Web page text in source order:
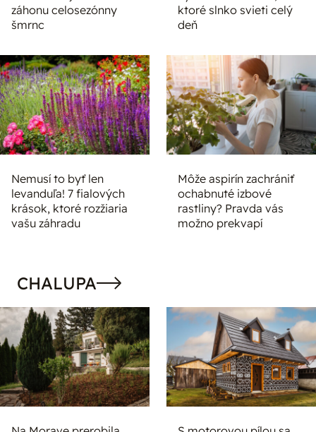
záhonu celosezónny
šmrnc
ktoré slnko svieti celý
deň
Nemusí to byť len
levanduľa! 7 fialových
krások, ktoré rozžiaria
vašu záhradu
Môže aspirín zachrániť
ochabnuté izbové
rastliny? Pravda vás
možno prekvapí
CHALUPA